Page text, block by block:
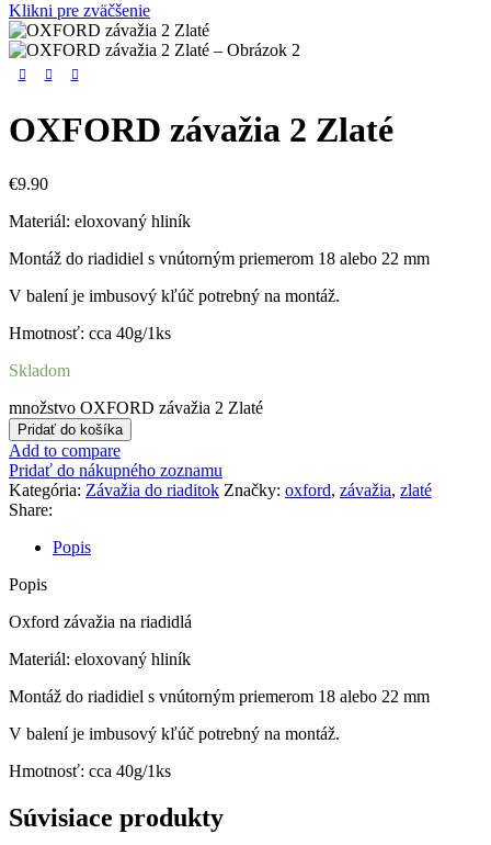
Klikni pre zväčšenie
OXFORD závažia 2 Zlaté
€9.90
Materiál: eloxovaný hliník
Montáž do riadidiel s vnútorným priemerom 18 alebo 22 mm
V balení je imbusový kľúč potrebný na montáž.
Hmotnosť: cca 40g/1ks
Skladom
množstvo OXFORD závažia 2 Zlaté
Pridať do košíka
Add to compare
Pridať do nákupného zoznamu
Kategória: Závažia do riaditok Značky: oxford, závažia, zlaté
Share:
Popis
Popis
Oxford závažia na riadidlá
Materiál: eloxovaný hliník
Montáž do riadidiel s vnútorným priemerom 18 alebo 22 mm
V balení je imbusový kľúč potrebný na montáž.
Hmotnosť: cca 40g/1ks
Súvisiace produkty